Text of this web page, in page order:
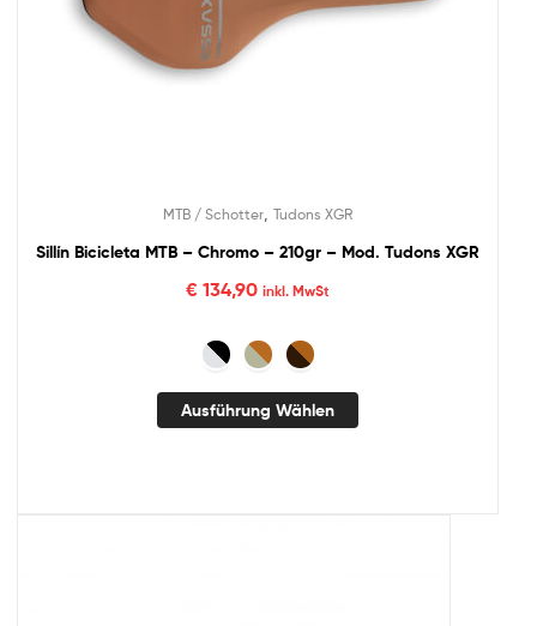
MTB / Schotter Tudons XGR
Sillín Bicicleta MTB – Chromo – 210gr – Mod. Tudons XGR
€ 134,90 inkl. MwSt
Ausführung Wählen